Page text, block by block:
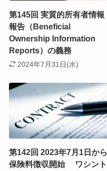
第145回 実質的所有者情報
報告（Beneficial
Ownership Information
Reports）の義務
2024年7月31日(水)
第142回 2023年7月1日から
保険料徴収開始 ワシント